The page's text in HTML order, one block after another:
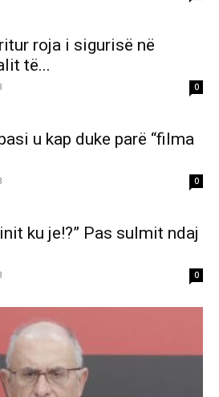
roja i sigurisë në
të...
0
u kap duke parë “filma
0
ku je!?” Pas sulmit ndaj
0